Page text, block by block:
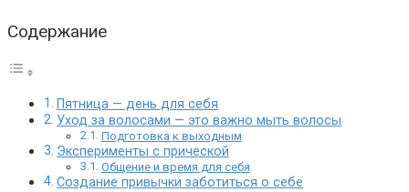
Содержание
Пятница — день для себя
Уход за волосами — это важно мыть волосы
Подготовка к выходным
Эксперименты с прической
Общение и время для себя
Создание привычки заботиться о себе